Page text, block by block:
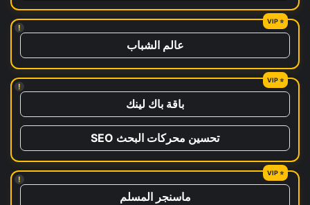
!
عالم الشباب
!
باقة باك لينك
تحسين محركات البحث SEO
!
ماسنجر المسلم